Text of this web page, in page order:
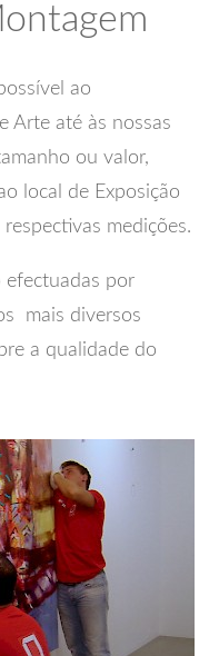
ao
Arte até às nossas
ou valor,
local de Exposição
medições.
efectuadas por
mais diversos
a qualidade do